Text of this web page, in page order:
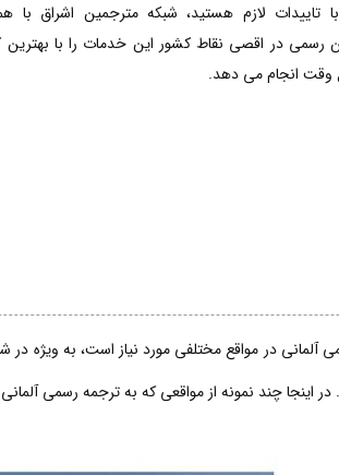
تاییدات لازم هستید، شبکه مترجمین اشراق با
رسمی در اقصی نقاط کشور این خدمات را با بهترین
وقت انجام می دهد.
آلمانی در مواقع مختلفی مورد نیاز است، به ویژه
اینجا چند نمونه از مواقعی که به ترجمه رسمی